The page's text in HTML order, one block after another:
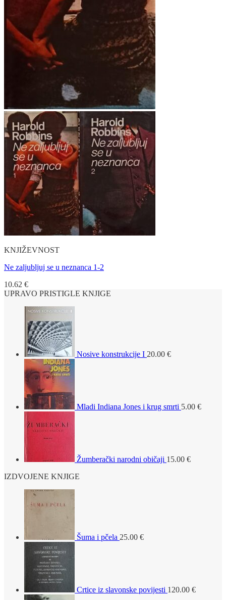
KNJIŽEVNOST
Ne zaljubljuj se u neznanca 1-2
10.62 €
UPRAVO PRISTIGLE KNJIGE
Nosive konstrukcije I 20.00 €
Mladi Indiana Jones i krug smrti 5.00 €
Žumberački narodni običaji 15.00 €
IZDVOJENE KNJIGE
Šuma i pčela 25.00 €
Crtice iz slavonske povijesti 120.00 €